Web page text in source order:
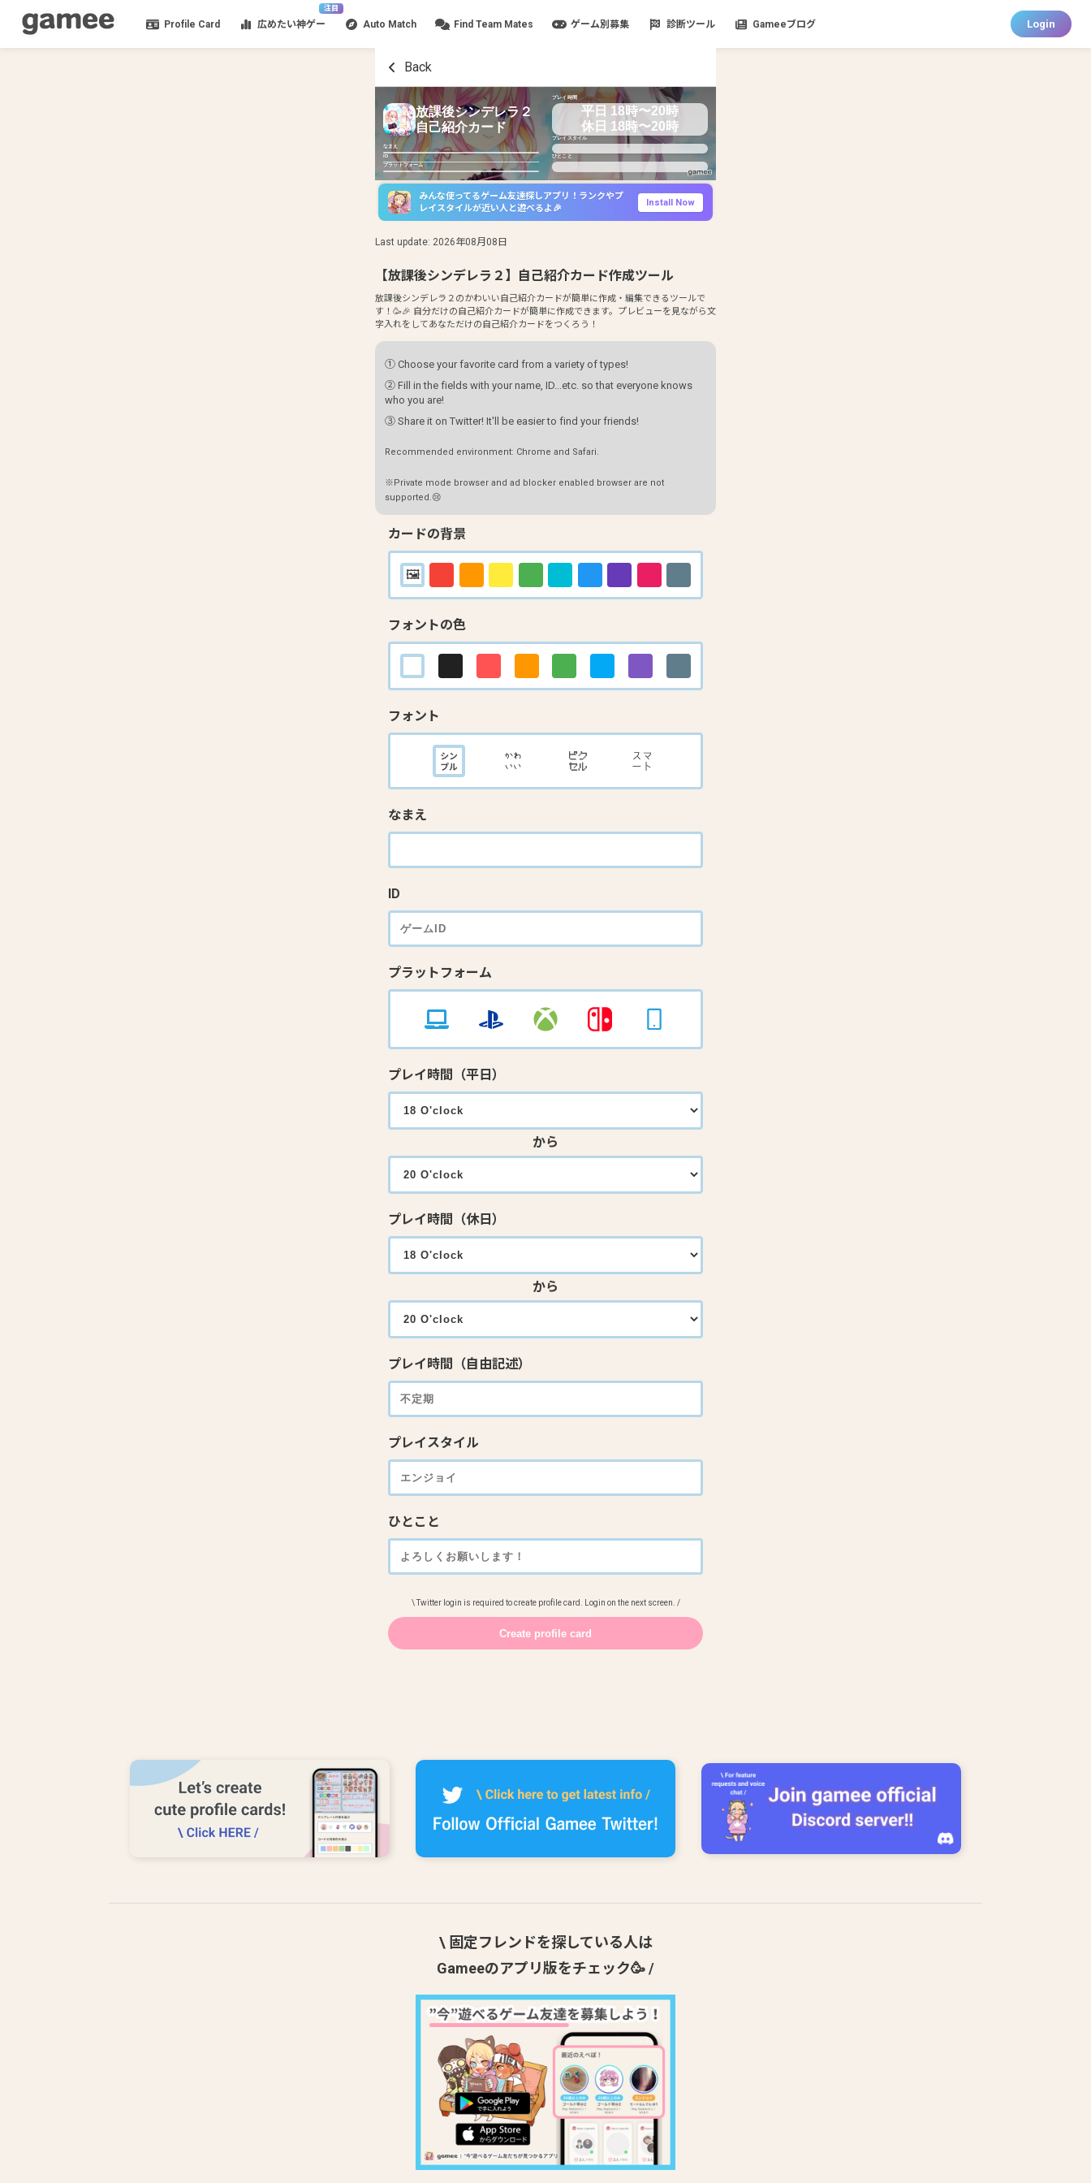
Profile Card
注目
広めたい神ゲー Auto Match Find Team Mates ゲーム別募集 診断ツール Gameeブログ Login
Back
放課後シンデレラ２
自己紹介カード
なまえ
ID
プラットフォーム
プレイ時間
平日 18時〜20時
休日 18時〜20時
プレイスタイル
ひとこと
みんな使ってるゲーム友達探しアプリ！ランクやプ
レイスタイルが近い人と遊べるよ🎉
Install Now
Last update: 2026年08月08日
【放課後シンデレラ２】自己紹介カード作成ツール
放課後シンデレラ２のかわいい自己紹介カードが簡単に作成・編集できるツールで
す！🥳🎉 自分だけの自己紹介カードが簡単に作成できます。プレビューを見ながら文
字入れをしてあなただけの自己紹介カードをつくろう！
① Choose your favorite card from a variety of types!
② Fill in the fields with your name, ID...etc. so that everyone knows
who you are!
③ Share it on Twitter! It'll be easier to find your friends!
Recommended environment: Chrome and Safari.
※Private mode browser and ad blocker enabled browser are not
supported.😢
カードの背景
フォントの色
フォント
なまえ
ID
プラットフォーム
プレイ時間（平日）
から
プレイ時間（休日）
から
プレイ時間（自由記述）
プレイスタイル
ひとこと
\ Twitter login is required to create profile card. Login on the next screen. /
\ 固定フレンドを探している人は
Gameeのアプリ版をチェック🥳 /